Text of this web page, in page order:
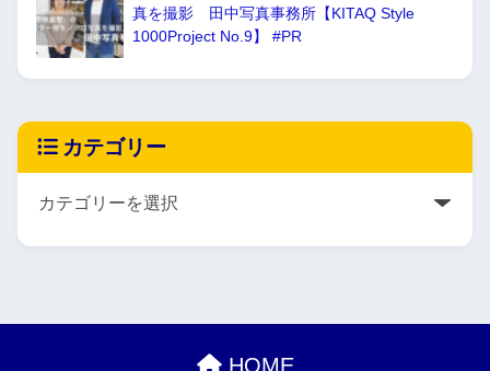
真を撮影 田中写真事務所【KITAQ Style
1000Project No.9】 #PR
カテゴリー
HOME